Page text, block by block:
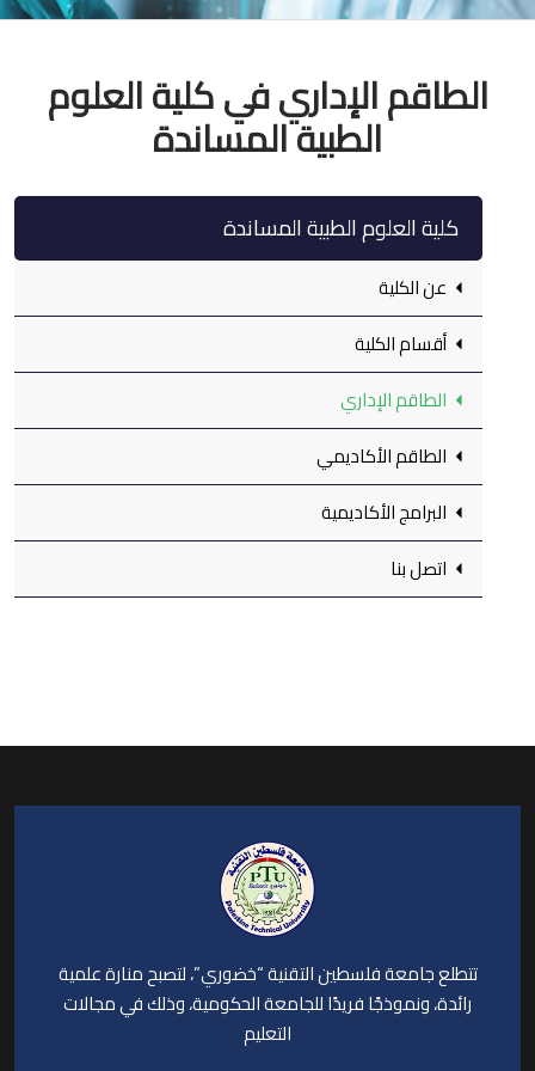
الطاقم الإداري في كلية العلوم
الطبية المساندة
كلية العلوم الطبية المساندة
عن الكلية
أقسام الكلية
الطاقم الإداري
الطاقم الأكاديمي
البرامج الأكاديمية
اتصل بنا
تتطلع جامعة فلسطين التقنية “خضوري”، لتصبح منارة علمية
رائدة، ونموذجًا فريدًا للجامعة الحكومية، وذلك في مجالات
التعليم